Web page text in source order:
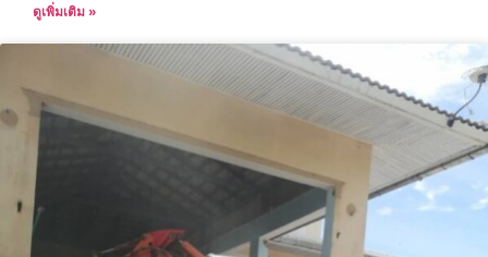
ดูเพิ่มเติม »